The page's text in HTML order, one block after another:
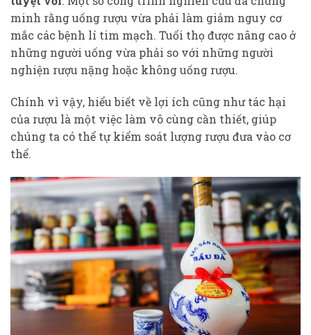
minh rằng uống rượu vừa phải làm giảm nguy cơ
mắc các bệnh lí tim mạch. Tuổi thọ được nâng cao ở
những người uống vừa phải so với những người
nghiện rượu nặng hoặc không uống rượu.
Chính vì vậy, hiểu biết về lợi ích cũng như tác hại
của rượu là một việc làm vô cùng cần thiết, giúp
chúng ta có thể tự kiểm soát lượng rượu đưa vào cơ
thể.